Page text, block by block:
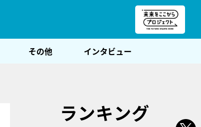
その他 インタビュー
ランキング